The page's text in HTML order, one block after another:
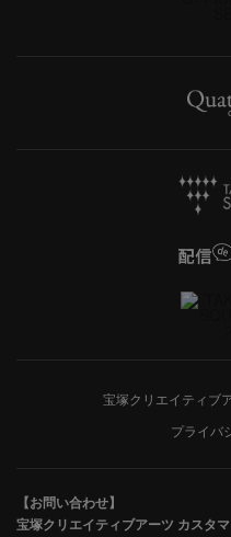
宝塚クリエイティブ
プライバ
【お問い合わせ】
宝塚クリエイティブアーツ カスタ